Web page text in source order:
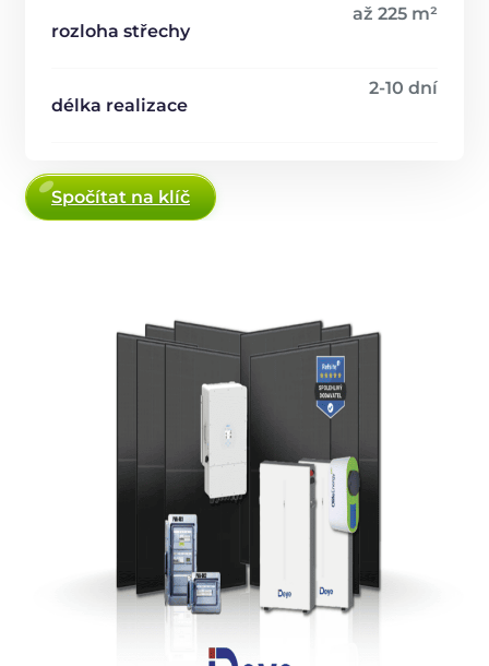
rozloha střechy
až 225 m²
délka realizace
2-10 dní
Spočítat na klíč